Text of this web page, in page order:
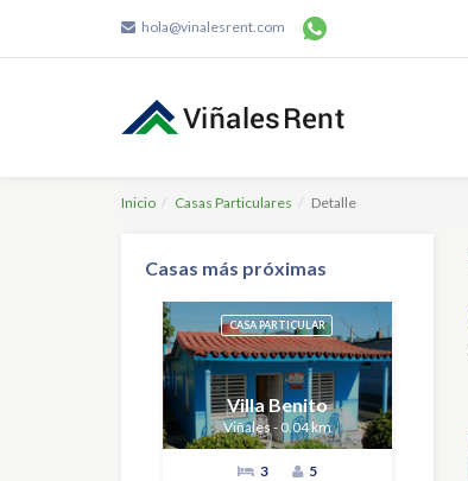
hola@vinalesrent.com
Inicio Casas Particulares Detalle
Casas más próximas
CASA PARTICULAR
Villa Benito
Viñales - 0.04 km
3 5